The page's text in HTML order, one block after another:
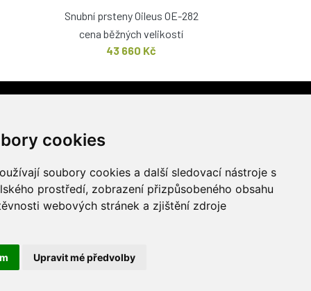
cookies
soubory cookies a další sledovací nástroje s
prostředí, zobrazení přizpůsobeného obsahu
webových stránek a zjištění zdroje
Upravit mé předvolby
Snubní prsteny Oileus OE-282
cena běžných velikostí
43 660 Kč